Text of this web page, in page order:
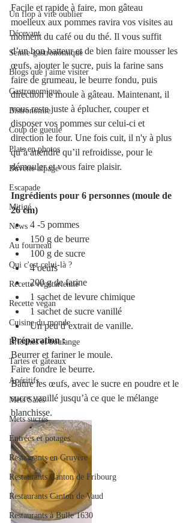
Un flop à vite oublier
Décevant
Semie-gastronomique
Blogs que j'aime visiter
Gastronomique
Bistronomie
Coup de gueule
Plats en photos
Buvette alpage
Escapade
Mitigé
News
Au fourneau
Qui c'est celui-là ?
Recette végétarienne
Recette végan
Cuisine du monde
Brioches et boulange
Tartes et gâteaux
Apéritifs
Mets Salés
Mets sucrés
Entrées et potages
Restaurants en Gruyère
Restaurants Canton de Fribourg
Restaurants Canton de Vaud
Restaurants à Bulle 1630
Facile et rapide à faire, mon gâteau
moelleux aux pommes ravira vos visites au
moment du café ou du thé. Il vous suffit
d’un bon batteur et de bien faire mousser les
œufs, ajouter le sucre, puis la farine sans
faire de grumeau, le beurre fondu, puis
direction le moule à gâteau. Maintenant, il
vous reste juste à éplucher, couper et
disposer vos pommes sur celui-ci et
direction le four. Une fois cuit, il n'y à plus
qu’à attendre qu’il refroidisse, pour le
démouler et vous faire plaisir.
Ingrédients pour 6 personnes (moule de
26 cm)
4 -5 pommes
150 g de beurre
100 g de sucre
4 oeufs
200 g de farine
1 sachet de levure chimique
1 sachet de sucre vanillé
Un peu d’extrait de vanille.
Préparation :
Beurrer et fariner le moule.
Faire fondre le beurre.
Battre les œufs, avec le sucre en poudre et le
sucre vanillé jusqu’à ce que le mélange
blanchisse.